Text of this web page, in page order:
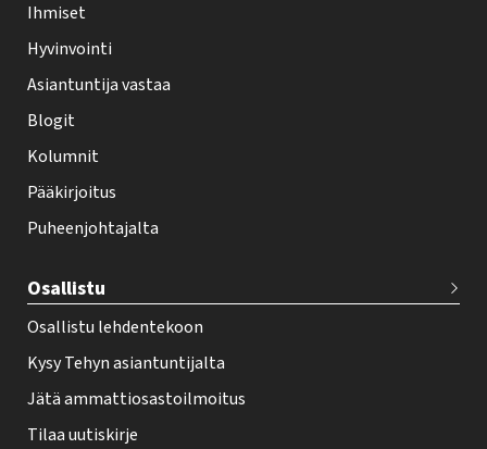
e
h
t
i
f
o
t
r
Ihmiset
Hyvinvointi
Asiantuntija vastaa
Blogit
Kolumnit
Pääkirjoitus
Puheenjohtajalta
Osallistu
Osallistu lehdentekoon
Kysy Tehyn asiantuntijalta
Jätä ammattiosastoilmoitus
Tilaa uutiskirje